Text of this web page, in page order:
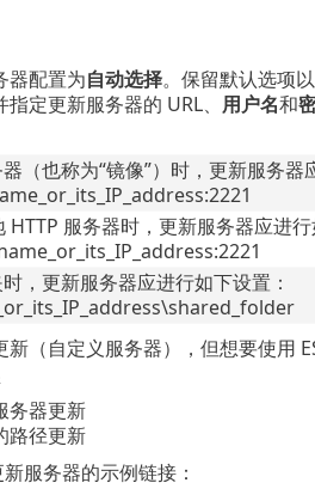
器配置为自动选择。保留默认选项
定更新服务器的 URL、 用户名和
（也称为“镜像”）时，更新服务器
HTTP 服务器时，更新服务器应进行
，更新服务器应进行如下设置：
（自定义服务器），但想要使用
务器更新
路径更新
服务器的示例链接：